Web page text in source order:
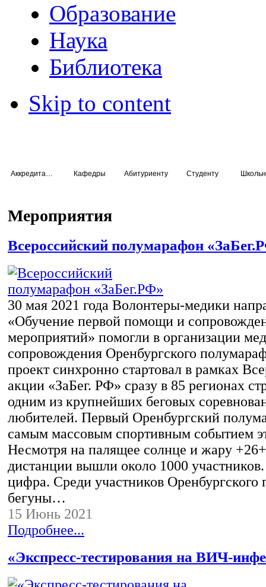
Образование
Наука
Библиотека
Skip to content
Кафедры Абитуриенту Студенту
Мероприятия
Всероссийский полумарафон
30 мая 2021 года Волонтеры-медики
«Обучение первой помощи и
мероприятий» помогли в организации
сопровождения Оренбургского
проект синхронно стартовал в рамках
акции «ЗаБег. РФ» сразу в 85 регионах
одним из крупнейших беговых
любителей. Первый Оренбургский
самым массовым спортивным событием
Несмотря на палящее солнце и жару
дистанции вышли около 1000
цифра. Среди участников Оренбургского
бегуны…
15 Июнь 2021
Подробнее...
«Экспресс-тестирования на ВИЧ-